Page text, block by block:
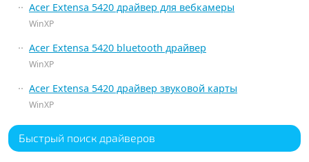
Acer Extensa 5420 драйвер для вебкамеры
WinXP
Acer Extensa 5420 bluetooth драйвер
WinXP
Acer Extensa 5420 драйвер звуковой карты
WinXP
Быстрый поиск драйверов